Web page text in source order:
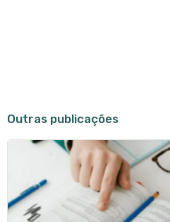
Outras publicações